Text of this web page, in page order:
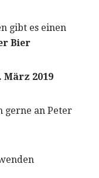
gibt es einen
Bier
März 2019
gerne an Peter